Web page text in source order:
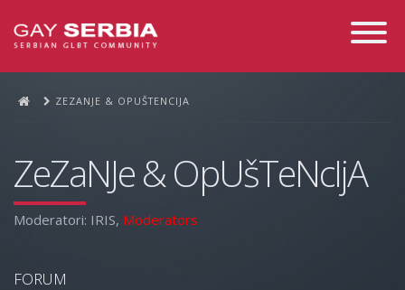
Toggle
ZEZANJE & OPUŠTENCIJA
ZeZaNJe & OpUšTeNcIjA
Moderatori: IRIS, Moderators
FORUM